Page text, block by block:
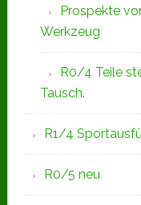
Prospekte
Werkzeug
R0/4 Teile
Tausch.
R1/4
R0/5 neu